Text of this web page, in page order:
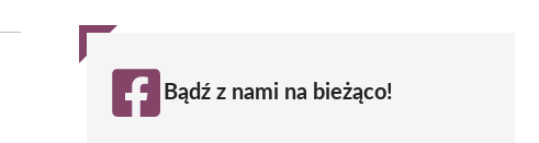
Bądź z nami na bieżąco!